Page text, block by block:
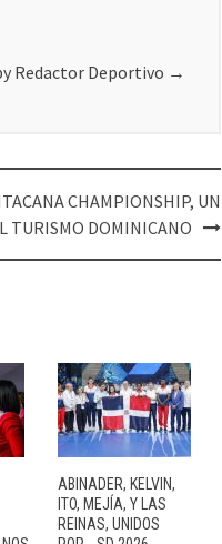
Redactor Deportivo →
CHAMPIONSHIP, UN
TURISMO DOMINICANO
ABINADER, KELVIN,
ITO, MEJÍA, Y LAS
REINAS, UNIDOS